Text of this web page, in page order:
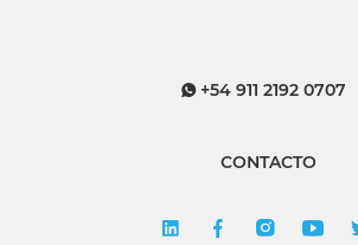
+54 911 2192 0707
CONTACTO